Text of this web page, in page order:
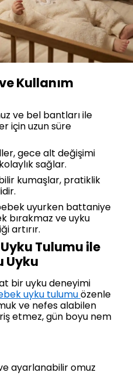
Kullanım
ve bel bantları ile
için uzun süre
gece alt değişimi
sağlar.
kumaşlar, pratiklik
uyurken battaniye
bırakmaz ve uyku
artırır.
Tulumu ile
Uyku
bir uyku deneyimi
uyku tulumuözenle
ve nefes alabilen
etmez, gün boyu nem
ayarlanabilir omuz